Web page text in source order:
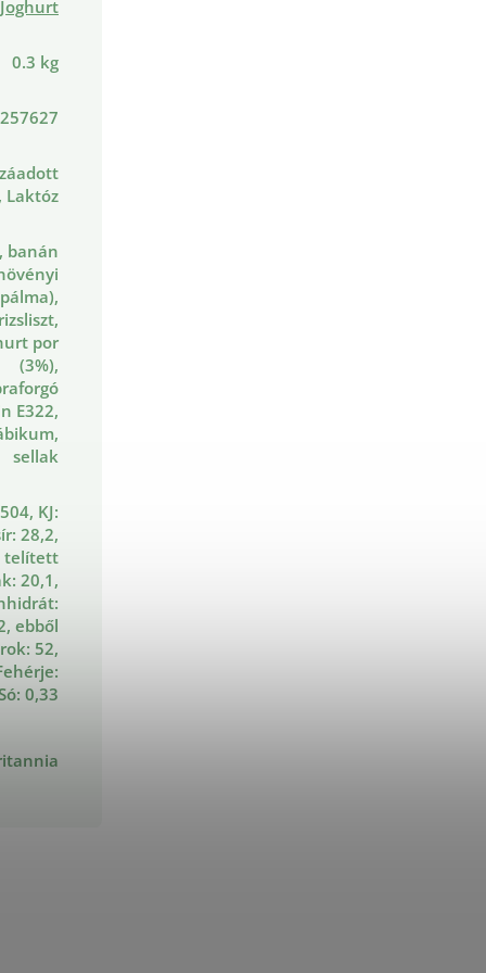
Joghurt
0.3 kg
Laktóz
banán
por
(3%),
E322,
sellak
KJ:
28,2,
telített
20,1,
ebből
52,
0,33